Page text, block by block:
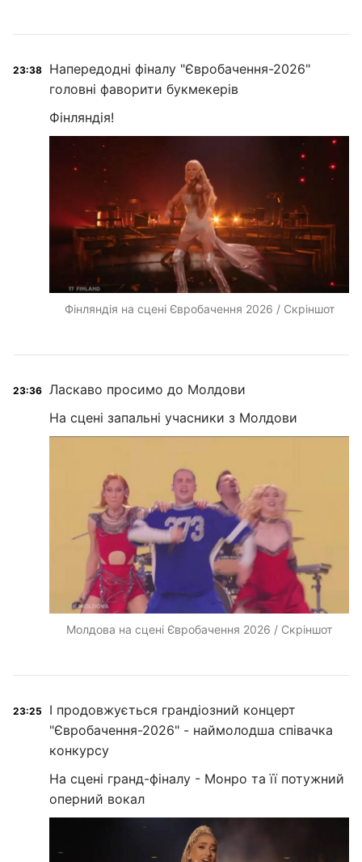
23:38
Напередодні фіналу "Євробачення-2026"
головні фаворити букмекерів
Фінляндія!
Фінляндія на сцені Євробачення 2026 / Скріншот
23:36 Ласкаво просимо до Молдови
На сцені запальні учасники з Молдови
Молдова на сцені Євробачення 2026 / Скріншот
23:25
І продовжується грандіозний концерт
"Євробачення-2026" - наймолодша співачка
конкурсу
На сцені гранд-фіналу - Монро та її потужний
оперний вокал